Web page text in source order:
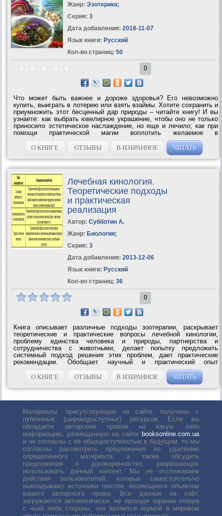
Жанр: Эзотерика;
Серия: 3
Дата добавления: 2018-11-07
Язык книги: Русский
Кол-во страниц: 50
0
Что может быть важнее и дороже здоровья? Его невозможно
купить, выиграть в лотерею или взять взаймы. Хотите сохранить и
приумножить этот бесценный дар природы – читайте книгу! И вы
узнаете: как выбрать ювелирное украшение, чтобы оно не только
приносило эстетическое наслаждение, но еще и лечило; как при
помощи практической магии воплотить желаемое в
действительное и избавиться от любой болезни; к каким святым
обращаться при недуге...
О КНИГЕ ОТЗЫВЫ В ИЗБРАННОЕ ЧИТАТЬ
Лечебная кинология.
Теоретические подходы
и практическая
реализация
Автор: Субботин А.
Жанр: Биология;
Серия: 3
Дата добавления: 2013-12-06
Язык книги: Русский
Кол-во страниц: 36
0
Книга описывает различные подходы зоотерапии, раскрывает
теоретические и практические вопросы лечебной кинологии,
проблему единства человека и природы, партнерства и
сотрудничества с животными, делает попытку предложить
системный подход решения этих проблем, дает практические
рекомендации. Обобщает научный и практический опыт
многолетней работы сотрудников Фонда «Ордынцы» по развитию
лечебной кинологии. Эта книга...
О КНИГЕ ОТЗЫВЫ В ИЗБРАННОЕ ЧИТАТЬ
Материалы, присутствующие на сайте, получены с
публичных (широкодоступных) ресурсов. Если вы
обладаете авторским правом на какую либо
информацию, размещенную на сайте booksonline.com.ua
и не согласны с её общедоступностью в будущем, то мы
согласны рассмотреть предложения по удалению
определенного материала, а также обсудить
предложения о договоренностях, разрешающих
использовать данный контент. Мы не отслеживаем
действия пользователей, которые самостоятельно
выкладывают источники текстов, являющиеся объектом
вашего авторского права. Все данные на сайт,
загружаются автоматически, не проходя заранее отбора
с чьей либо стороны, что является нормой в мировом